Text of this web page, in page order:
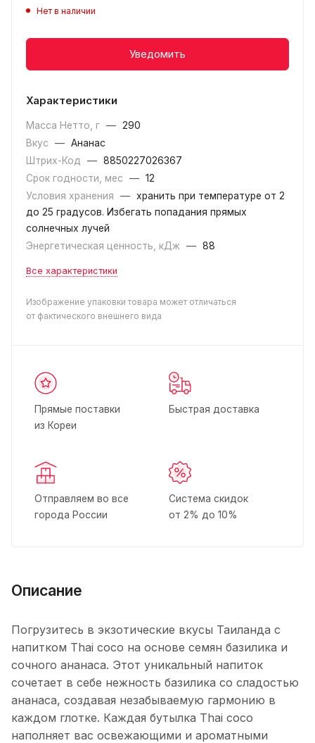
Нет в наличии
Уведомить
Характеристики
Масса Нетто, г — 290
Вкус
— Ананас
Штрих-Код
— 8850227026367
Срок годности, мес
— 12
Условия хранения
— хранить при температуре от 2
до 25 градусов. Избегать попадания прямых
солнечных лучей
Энергетическая ценность, кДж
— 88
Все характеристики
Изображение упаковки товара может отличаться
от фактического внешнего вида
Прямые поставки
из Кореи
Быстрая доставка
Отправляем во все
города России
Система скидок
от 2% до 10%
Описание
Погрузитесь в экзотические вкусы Таиланда с
напитком Thai coco на основе семян базилика и
сочного ананаса. Этот уникальный напиток
сочетает в себе нежность базилика со сладостью
ананаса, создавая незабываемую гармонию в
каждом глотке. Каждая бутылка Thai coco
наполняет вас освежающими и ароматными